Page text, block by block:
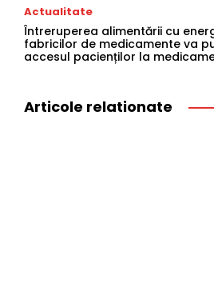
Actualitate
Întreruperea alimentării cu
fabricilor de medicamente va
accesul pacienților la
Articole relationate